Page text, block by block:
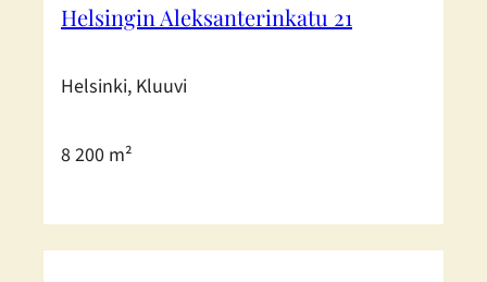
Helsingin Aleksanterinkatu 21
Helsinki, Kluuvi
8 200 m²